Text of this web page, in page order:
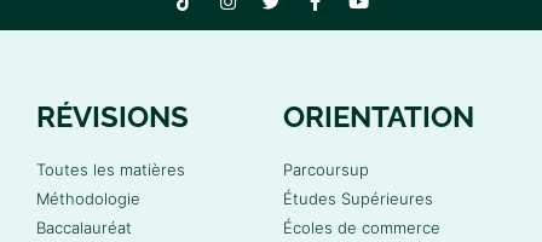
RÉVISIONS
Toutes les matières
Méthodologie
Baccalauréat
ORIENTATION
Parcoursup
Études Supérieures
Écoles de commerce